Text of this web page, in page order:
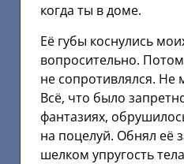
когда ты в доме.
Её губы коснулись
вопросительно.
не сопротивлялся. Не
Всё, что было
фантазиях,
на поцелуй. Обнял её
шелком упругость